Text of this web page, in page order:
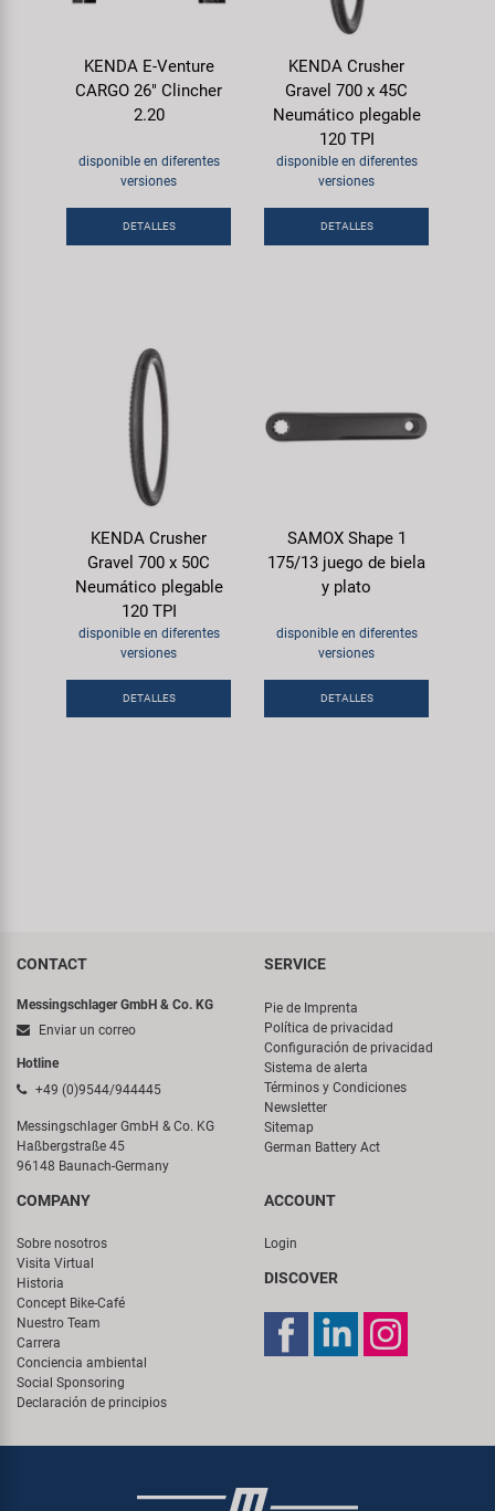
KENDA E-Venture
CARGO 26" Clincher
2.20
disponible en diferentes
versiones
DETALLES
KENDA Crusher
Gravel 700 x 45C
Neumático plegable
120 TPI
disponible en diferentes
versiones
DETALLES
KENDA Crusher
Gravel 700 x 50C
Neumático plegable
120 TPI
disponible en diferentes
versiones
DETALLES
SAMOX Shape 1
175/13 juego de biela
y plato
disponible en diferentes
versiones
DETALLES
CONTACT
Messingschlager GmbH & Co. KG
Enviar un correo
Hotline
+49 (0)9544/944445
Messingschlager GmbH & Co. KG
Haßbergstraße 45
96148 Baunach-Germany
SERVICE
Pie de Imprenta
Política de privacidad
Configuración de privacidad
Sistema de alerta
Términos y Condiciones
Newsletter
Sitemap
German Battery Act
COMPANY
Sobre nosotros
Visita Virtual
Historia
Concept Bike-Café
Nuestro Team
Carrera
Conciencia ambiental
Social Sponsoring
Declaración de principios
ACCOUNT
Login
DISCOVER